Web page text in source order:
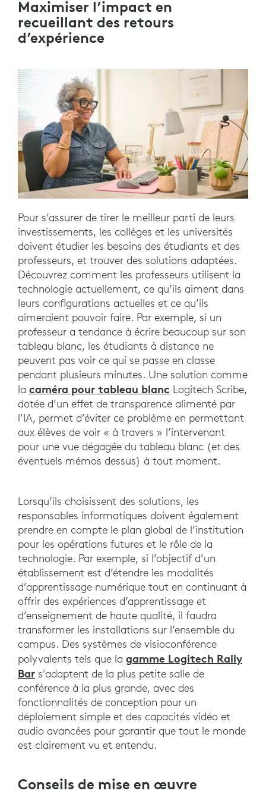
Maximiser l’impact en
recueillant des retours
d’expérience
Pour s’assurer de tirer le meilleur parti de leurs
investissements, les collèges et les universités
doivent étudier les besoins des étudiants et des
professeurs, et trouver des solutions adaptées.
Découvrez comment les professeurs utilisent la
technologie actuellement, ce qu’ils aiment dans
leurs configurations actuelles et ce qu’ils
aimeraient pouvoir faire. Par exemple, si un
professeur a tendance à écrire beaucoup sur son
tableau blanc, les étudiants à distance ne
peuvent pas voir ce qui se passe en classe
pendant plusieurs minutes. Une solution comme
la caméra pour tableau blanc Logitech Scribe,
dotée d’un effet de transparence alimenté par
l’IA, permet d’éviter ce problème en permettant
aux élèves de voir « à travers » l’intervenant
pour une vue dégagée du tableau blanc (et des
éventuels mémos dessus) à tout moment.
Lorsqu’ils choisissent des solutions, les
responsables informatiques doivent également
prendre en compte le plan global de l’institution
pour les opérations futures et le rôle de la
technologie. Par exemple, si l’objectif d’un
établissement est d’étendre les modalités
d’apprentissage numérique tout en continuant à
offrir des expériences d’apprentissage et
d’enseignement de haute qualité, il faudra
transformer les installations sur l’ensemble du
campus. Des systèmes de visioconférence
polyvalents tels que la gamme Logitech Rally
Bar s'adaptent de la plus petite salle de
conférence à la plus grande, avec des
fonctionnalités de conception pour un
déploiement simple et des capacités vidéo et
audio avancées pour garantir que tout le monde
est clairement vu et entendu.
Conseils de mise en œuvre